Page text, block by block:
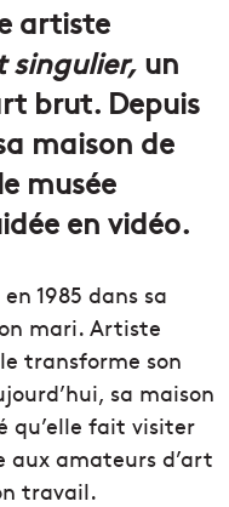
artiste
singulier, un
brut. Depuis
maison de
musée
en vidéo.
1985 dans sa
mari. Artiste
transforme son
sa maison
qu’elle fait visiter
aux amateurs d’art
travail.